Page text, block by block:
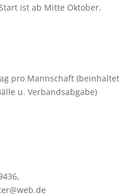
ist ab Mitte Oktober.
pro Mannschaft (beinhaltet
u. Verbandsabgabe)